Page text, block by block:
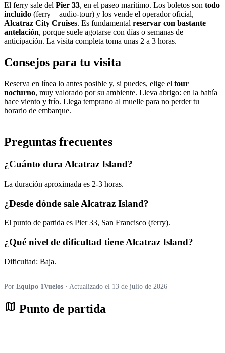
El ferry sale del Pier 33, en el paseo marítimo. Los boletos son todo
incluido (ferry + audio-tour) y los vende el operador oficial,
Alcatraz City Cruises. Es fundamental reservar con bastante
antelación, porque suele agotarse con días o semanas de
anticipación. La visita completa toma unas 2 a 3 horas.
Consejos para tu visita
Reserva en línea lo antes posible y, si puedes, elige el tour
nocturno, muy valorado por su ambiente. Lleva abrigo: en la bahía
hace viento y frío. Llega temprano al muelle para no perder tu
horario de embarque.
Preguntas frecuentes
¿Cuánto dura Alcatraz Island?
La duración aproximada es 2-3 horas.
¿Desde dónde sale Alcatraz Island?
El punto de partida es Pier 33, San Francisco (ferry).
¿Qué nivel de dificultad tiene Alcatraz Island?
Dificultad: Baja.
Por Equipo 1Vuelos · Actualizado el 13 de julio de 2026
map Punto de partida